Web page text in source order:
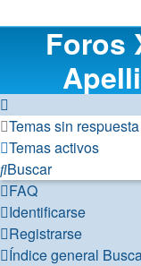
Foros
Temas sin respuesta
Temas activos
Buscar
FAQ
Identificarse
Registrarse
Índice general